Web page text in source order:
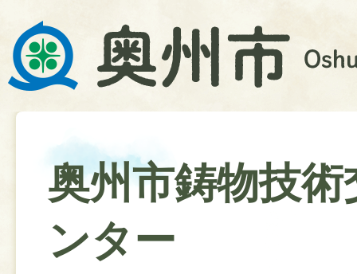
奥州市鋳物技術
ンター